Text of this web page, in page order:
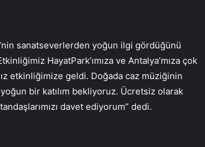
sanatseverlerden yoğun ilgi gördüğünü
HayatPark’ımıza ve Antalya’mıza çok
etkinliğimize geldi. Doğada caz müziğinin
bir katılım bekliyoruz. Ücretsiz olarak
davet ediyorum” dedi.